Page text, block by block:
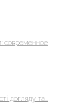
современное
догляду та...